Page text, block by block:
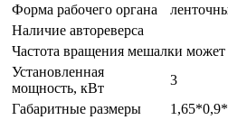
Форма рабочего органа
Наличие автореверса
Частота вращения мешалки может
Установленная
мощность, кВт
3
Габаритные размеры